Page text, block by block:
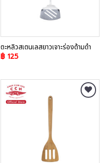
ตะหลิวสเตนเลสยาวเจาะร่องด้ามดำ
฿125